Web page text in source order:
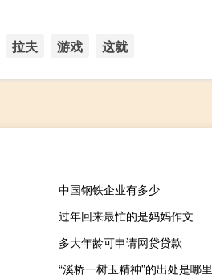
拉夫 游戏 这就
中国钢铁企业有多少
过年回来最忙的是妈妈作文
多大年龄可申请网贷贷款
“溪桥一树玉精神”的出处是哪里